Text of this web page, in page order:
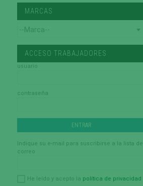
MARCAS
ACCESO TRABAJADORES
usuario
contraseña
Indique su e-mail para suscribirse a la lista de
correo
He leído y acepto la política de privacidad